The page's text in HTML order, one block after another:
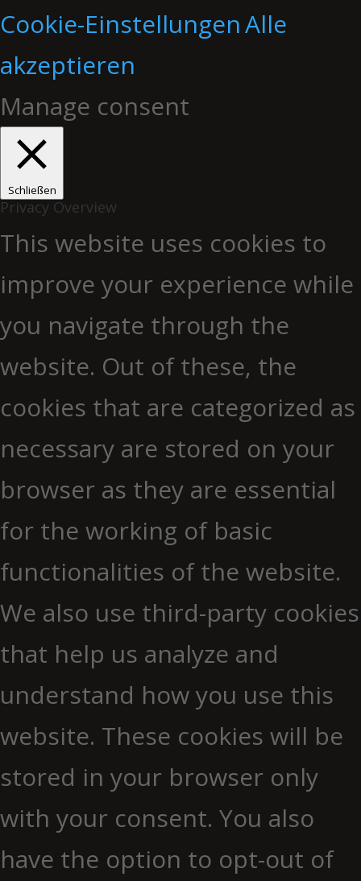
Cookie-EinstellungenAlle
akzeptieren
Manage consent
Schließen
Privacy Overview
This website uses cookies to
improve your experience while
you navigate through the
website. Out of these, the
cookies that are categorized as
necessary are stored on your
browser as they are essential
for the working of basic
functionalities of the website.
We also use third-party cookies
that help us analyze and
understand how you use this
website. These cookies will be
stored in your browser only
with your consent. You also
have the option to opt-out of